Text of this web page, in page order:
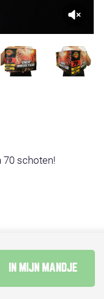
70 schoten!
IN MIJN MANDJE